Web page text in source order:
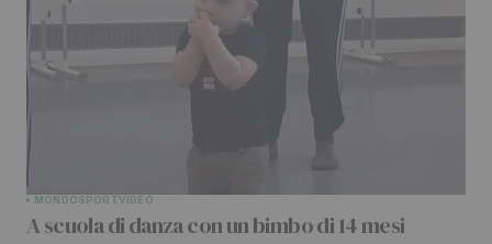
MONDOSPORTVIDEO
A scuola di danza con un bimbo di 14 mesi